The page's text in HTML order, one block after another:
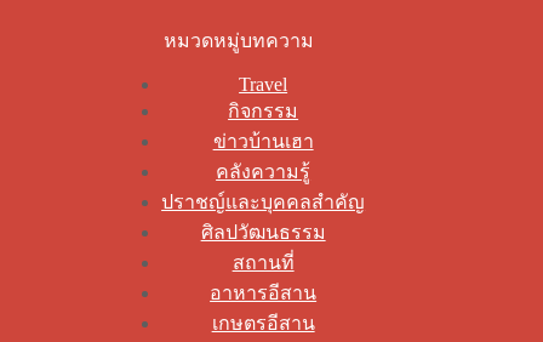
หมวดหมู่บทความ
Travel
กิจกรรม
ข่าวบ้านเฮา
คลังความรู้
ปราชญ์และบุคคลสำคัญ
ศิลปวัฒนธรรม
สถานที่
อาหารอีสาน
เกษตรอีสาน